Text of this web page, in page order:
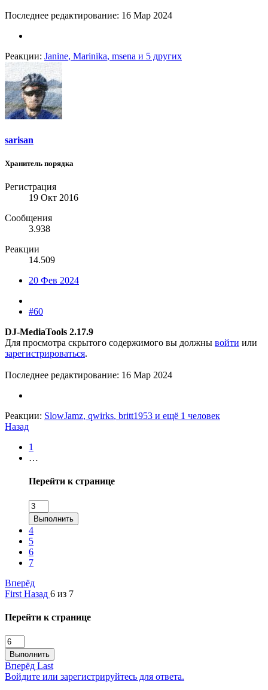
Последнее редактирование: 16 Мар 2024
Реакции: Janine, Marinika, msena и 5 других
sarisan
Хранитель порядка
Регистрация
19 Окт 2016
Сообщения
3.938
Реакции
14.509
20 Фев 2024
#60
DJ-MediaTools 2.17.9
Для просмотра скрытого содержимого вы должны войти или
зарегистрироваться.
Последнее редактирование: 16 Мар 2024
Реакции: SlowJamz, qwirks, britt1953 и ещё 1 человек
Назад
1
…
Перейти к странице
Выполнить
4
5
6
7
Вперёд
First Назад 6 из 7
Перейти к странице
Выполнить
Вперёд Last
Войдите или зарегистрируйтесь для ответа.